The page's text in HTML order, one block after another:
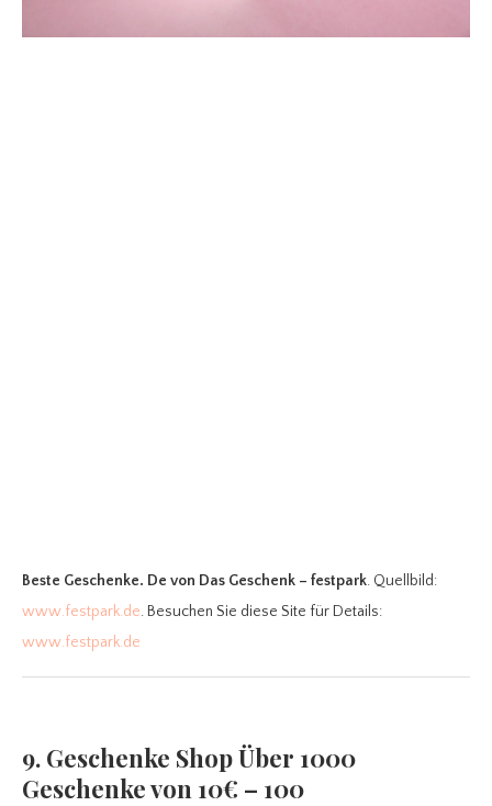
Beste Geschenke. De von Das Geschenk – festpark. Quellbild:
www.festpark.de. Besuchen Sie diese Site für Details:
www.festpark.de
9. Geschenke Shop Über 1000
Geschenke von 10€ – 100